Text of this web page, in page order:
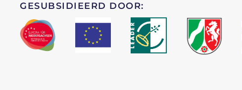
GESUBSIDIEERD DOOR: